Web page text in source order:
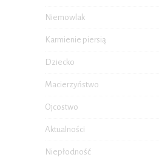
Niemowlak
Karmienie piersią
Dziecko
Macierzyństwo
Ojcostwo
Aktualności
Niepłodność